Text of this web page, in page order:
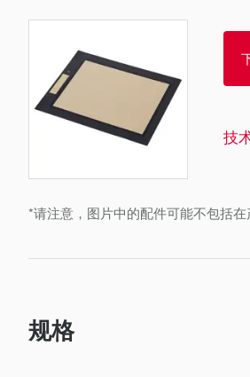
*请注意，图片中的配件可能不包括在
技
规格